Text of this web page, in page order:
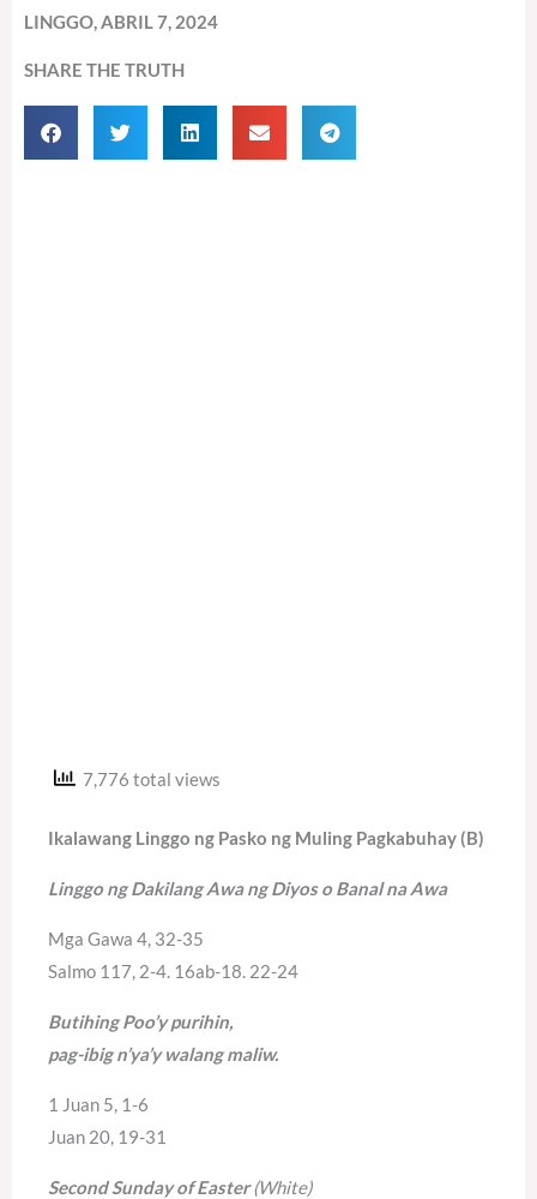
LINGGO, ABRIL 7, 2024
SHARE THE TRUTH
7,776 total views
Ikalawang Linggo ng Pasko ng Muling Pagkabuhay (B)
Linggo ng Dakilang Awa ng Diyos o Banal na Awa
Mga Gawa 4, 32-35
Salmo 117, 2-4. 16ab-18. 22-24
Butihing Poo’y purihin,
pag-ibig n’ya’y walang maliw.
1 Juan 5, 1-6
Juan 20, 19-31
Second Sunday of Easter(White)